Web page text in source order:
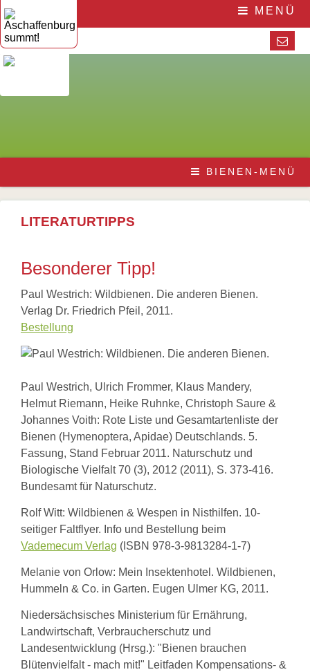
Die
Initiative
Aktuelles
Veranstaltungen
Presse
/
MENÜ
BIENEN-MENÜ
Bestäubungsfunktion
Bienensterben
More
Wesensgemäße
Bienenhaltung
Stadtimkerei
Links
Wildbienenarten
Schutz
Literatur
Links
Bienenfreundlich
Gärtnern
Allgemein
Biologische
Vielfalt
LITERATURTIPPS
Besonderer Tipp!
Paul Westrich: Wildbienen. Die anderen Bienen.
Verlag Dr. Friedrich Pfeil, 2011.
Bestellung
Paul Westrich, Ulrich Frommer, Klaus Mandery,
Helmut Riemann, Heike Ruhnke, Christoph Saure &
Johannes Voith: Rote Liste und Gesamtartenliste der
Bienen (Hymenoptera, Apidae) Deutschlands. 5.
Fassung, Stand Februar 2011. Naturschutz und
Biologische Vielfalt 70 (3), 2012 (2011), S. 373-416.
Bundesamt für Naturschutz.
Rolf Witt: Wildbienen & Wespen in Nisthilfen. 10-
seitiger Faltflyer. Info und Bestellung beim
Vademecum Verlag (ISBN 978-3-9813284-1-7)
Melanie von Orlow: Mein Insektenhotel. Wildbienen,
Hummeln & Co. in Garten. Eugen Ulmer KG, 2011.
Niedersächsisches Ministerium für Ernährung,
Landwirtschaft, Verbraucherschutz und
Landesentwicklung (Hrsg.): "Bienen brauchen
Blütenvielfalt - mach mit!" Leitfaden Kompensations- &